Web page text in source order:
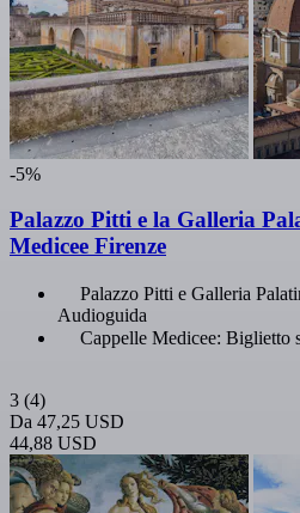
-5%
Palazzo Pitti e la Galleria
Medicee Firenze
Palazzo Pitti e Galleria
Audioguida
Cappelle Medicee: Biglietto
3 (4)
Da 47,25 USD
44,88 USD